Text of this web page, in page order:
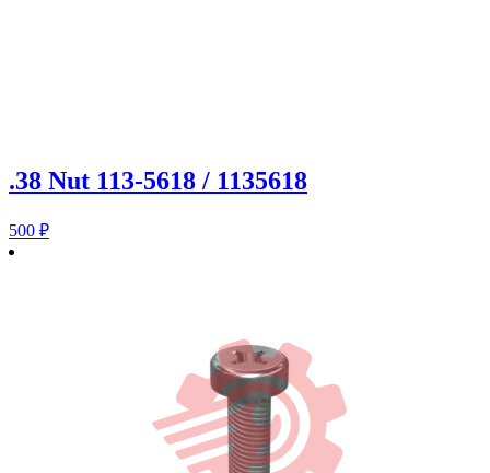
.38 Nut 113-5618 / 1135618
500 ₽